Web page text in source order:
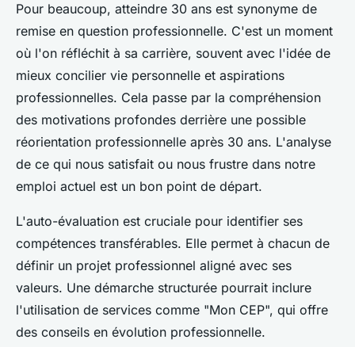
Pour beaucoup, atteindre 30 ans est synonyme de
remise en question professionnelle. C'est un moment
où l'on réfléchit à sa carrière, souvent avec l'idée de
mieux concilier vie personnelle et aspirations
professionnelles. Cela passe par la compréhension
des motivations profondes derrière une possible
réorientation professionnelle après 30 ans. L'analyse
de ce qui nous satisfait ou nous frustre dans notre
emploi actuel est un bon point de départ.
L'auto-évaluation est cruciale pour identifier ses
compétences transférables. Elle permet à chacun de
définir un projet professionnel aligné avec ses
valeurs. Une démarche structurée pourrait inclure
l'utilisation de services comme "Mon CEP", qui offre
des conseils en évolution professionnelle.